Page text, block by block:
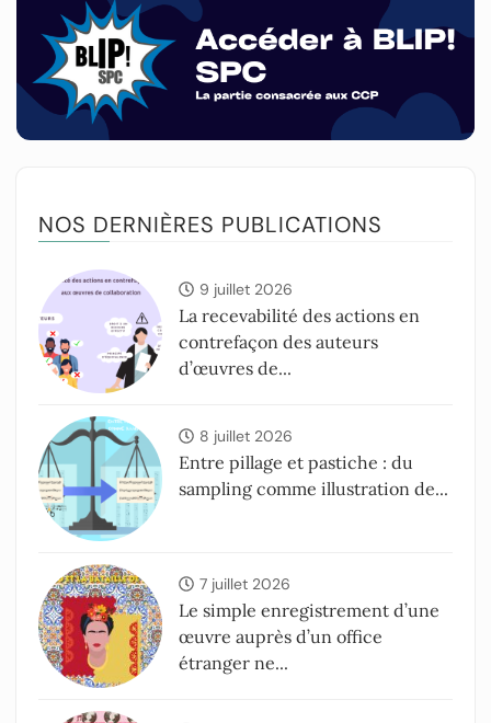
NOS DERNIÈRES PUBLICATIONS
9 juillet 2026
La recevabilité des actions en
contrefaçon des auteurs
d’œuvres de...
8 juillet 2026
Entre pillage et pastiche : du
sampling comme illustration de...
7 juillet 2026
Le simple enregistrement d’une
œuvre auprès d’un office
étranger ne...